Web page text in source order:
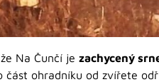
Na Čunčí je zachycený
ohradníku od zvířete